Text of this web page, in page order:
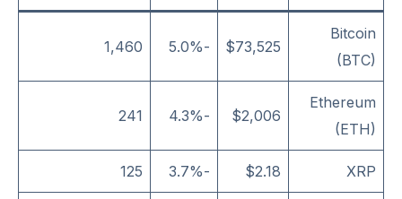
Bitcoin
(BTC)
$73,525
-5.0%
1,460
Ethereum
(ETH)
$2,006
-4.3%
241
XRP
$2.18
-3.7%
125